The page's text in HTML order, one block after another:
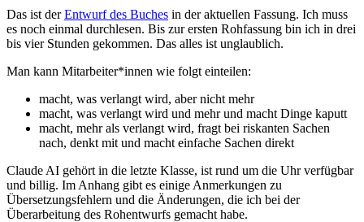
Das ist derEntwurf des Buches in der aktuellen Fassung. Ich muss
es noch einmal durchlesen. Bis zur ersten Rohfassung bin ich in drei
bis vier Stunden gekommen. Das alles ist unglaublich.
Man kann Mitarbeiter*innen wie folgt einteilen:
macht, was verlangt wird, aber nicht mehr
macht, was verlangt wird und mehr und macht Dinge kaputt
macht, mehr als verlangt wird, fragt bei riskanten Sachen
nach, denkt mit und macht einfache Sachen direkt
Claude AI gehört in die letzte Klasse, ist rund um die Uhr verfügbar
und billig. Im Anhang gibt es einige Anmerkungen zu
Übersetzungsfehlern und die Änderungen, die ich bei der
Überarbeitung des Rohentwurfs gemacht habe.